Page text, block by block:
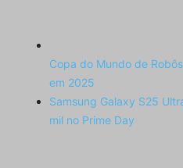
Copa do Mundo de
em 2025
Samsung Galaxy S25
mil no Prime Day